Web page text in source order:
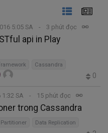
5:05 SA 3 phút đọc
api in Play
Cassandra
0
SA 15 phút đọc
trong Cassandra
Partitioner Data Replication